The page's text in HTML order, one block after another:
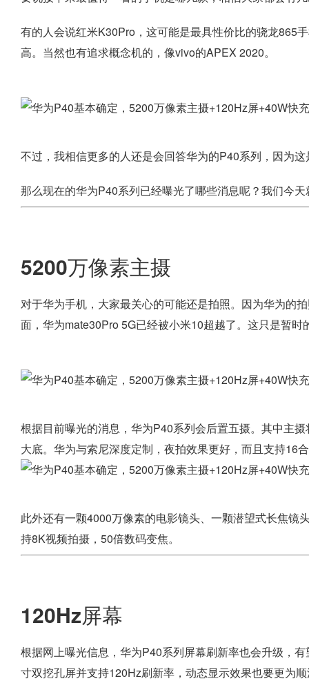
有的人会说红米K30Pro，这可能是最具性价比的骁龙865
高。当然也有追求概念机的，像vivo的APEX 2020。
不过，我相信更多的人还是会回答​华为的P40系列，因为
那么现在的华为P40系列已经曝光了哪些消息呢？我们今
5200万像素主摄
对于华为手机，大家最关心​的可能还是拍照。因为华为的
面，华为mate30Pro 5G已经被小米10超越了。这只是暂
根据目前曝光的消息，华为P40系列会后置五摄。其中主
大底。华为与索尼深度定制，夜拍效果更好，而且支持16
此外还有一颗4000万像素的电影镜头、一颗潜望式长焦镜
持8K视频拍摄，50倍数码变焦。
120Hz屏幕
根据网上曝光信息，华为P40系列屏幕刷新率也会升级，
寸双挖孔屏并支持120Hz刷新率，动态显示效果也要更为